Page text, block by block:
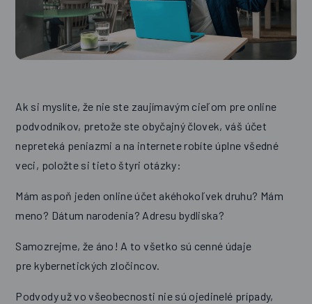
Ak si myslíte, že nie ste zaujímavým cieľom pre online
podvodníkov, pretože ste obyčajný človek, váš účet
nepreteká peniazmi a na internete robíte úplne všedné
veci, položte si tieto štyri otázky:
Mám aspoň jeden online účet akéhokoľvek druhu? Mám
meno? Dátum narodenia? Adresu bydliska?
Samozrejme, že áno! A to všetko sú cenné údaje
pre kybernetických zločincov.
Podvody už vo všeobecnosti nie sú ojedinelé prípady,